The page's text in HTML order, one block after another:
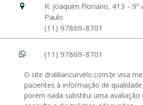
R. Joaquim Floriano, 413 -
Paulo
(11) 97869-8701
(11) 97869-8701
O site draliliancurvelo.com.br visa
pacientes à informação de
porém nada substitui uma